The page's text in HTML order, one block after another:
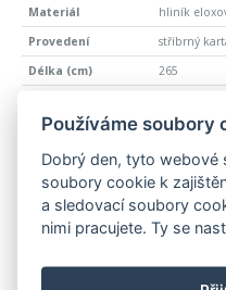
hliník
stříbrný
265
12
352,00 Kč
425,92
Používáme soubory
Dobrý den, tyto webové
soubory cookie k
a sledovací soubory
nimi pracujete. Ty se